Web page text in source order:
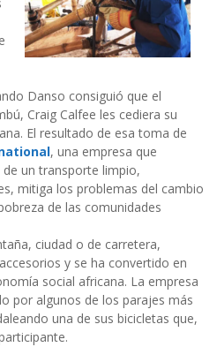
Danso consiguió que el
Craig Calfee les cediera su
El resultado de esa toma de
, una empresa que
un transporte limpio,
mitiga los problemas del cambio
de las comunidades
ciudad o de carretera,
y se ha convertido en
social africana. La empresa
por algunos de los parajes más
una de sus bicicletas que,